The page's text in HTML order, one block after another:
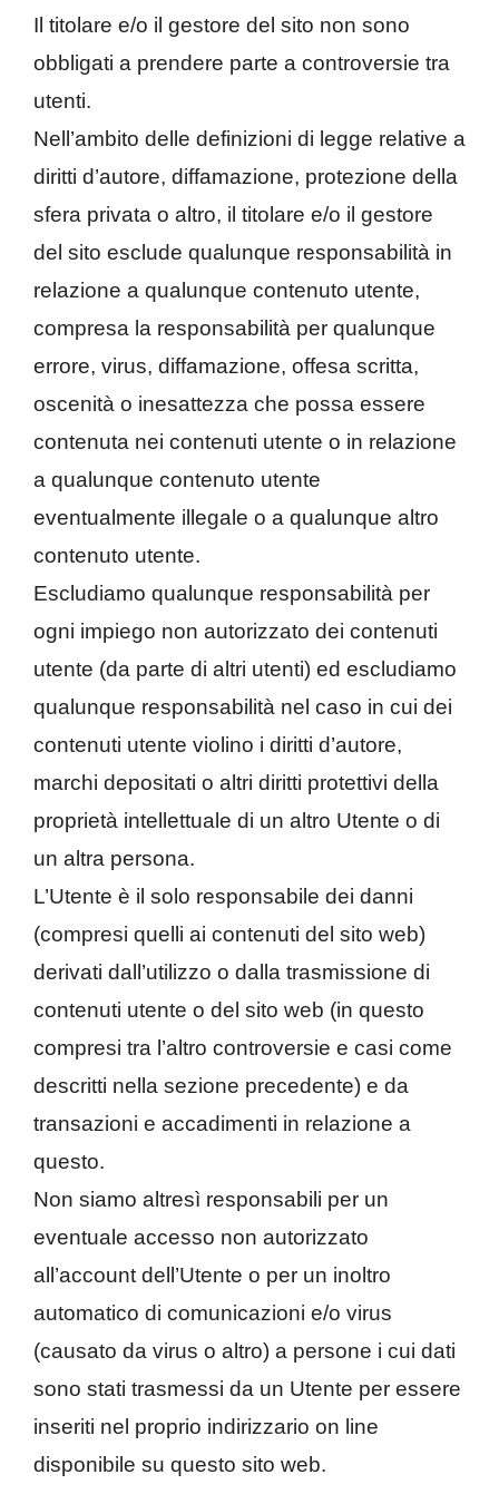
Il titolare e/o il gestore del sito non sono
obbligati a prendere parte a controversie tra
utenti.
Nell’ambito delle definizioni di legge relative a
diritti d’autore, diffamazione, protezione della
sfera privata o altro, il titolare e/o il gestore
del sito esclude qualunque responsabilità in
relazione a qualunque contenuto utente,
compresa la responsabilità per qualunque
errore, virus, diffamazione, offesa scritta,
oscenità o inesattezza che possa essere
contenuta nei contenuti utente o in relazione
a qualunque contenuto utente
eventualmente illegale o a qualunque altro
contenuto utente.
Escludiamo qualunque responsabilità per
ogni impiego non autorizzato dei contenuti
utente (da parte di altri utenti) ed escludiamo
qualunque responsabilità nel caso in cui dei
contenuti utente violino i diritti d’autore,
marchi depositati o altri diritti protettivi della
proprietà intellettuale di un altro Utente o di
un altra persona.
L’Utente è il solo responsabile dei danni
(compresi quelli ai contenuti del sito web)
derivati dall’utilizzo o dalla trasmissione di
contenuti utente o del sito web (in questo
compresi tra l’altro controversie e casi come
descritti nella sezione precedente) e da
transazioni e accadimenti in relazione a
questo.
Non siamo altresì responsabili per un
eventuale accesso non autorizzato
all’account dell’Utente o per un inoltro
automatico di comunicazioni e/o virus
(causato da virus o altro) a persone i cui dati
sono stati trasmessi da un Utente per essere
inseriti nel proprio indirizzario on line
disponibile su questo sito web.